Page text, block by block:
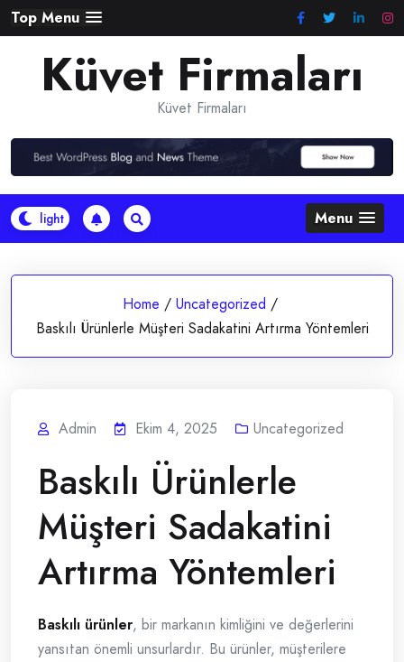
Skip
to
content
Top Menu
Küvet Firmaları
Küvet Firmaları
Menu
Home / Uncategorized /
Baskılı Ürünlerle Müşteri Sadakatini Artırma Yöntemleri
Admin Ekim 4, 2025 Uncategorized
Baskılı Ürünlerle
Müşteri Sadakatini
Artırma Yöntemleri
Baskılı ürünler, bir markanın kimliğini ve değerlerini
yansıtan önemli unsurlardır. Bu ürünler, müşterilere